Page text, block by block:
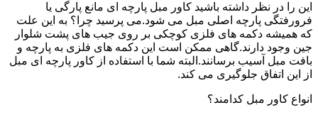
این را در نظر داشته باشید کاور مبل پارچه ای مانع پارگی یا
فرورفتگی پارچه اصلی مبل می شود.می پرسید چرا؟ به این علت
که همیشه دکمه های فلزی کوچکی بر روی جیب های پشت شلوار
جین وجود دارند.گاهی ممکن است این دکمه های فلزی به پارچه و
بافت مبل آسیب برسانند.البته شما با استفاده از کاور پارچه ای مبل
از این اتفاق جلوگیری می کند.
انواع کاور مبل کدامند؟